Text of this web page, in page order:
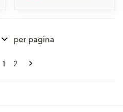
Pagina's
U lees momenteel pagina
1 Pagina
2
per pagina